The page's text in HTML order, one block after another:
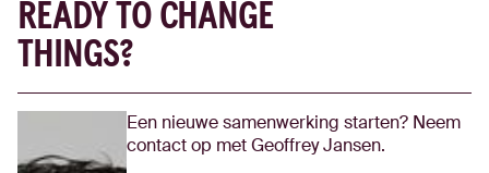
READY TO CHANGE
THINGS?
Een nieuwe samenwerking starten? Neem
contact op met Geoffrey Jansen.